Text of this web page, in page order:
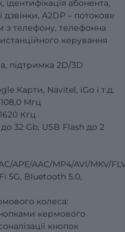
абонента,
дзвінки, A2DP – потокове
з телефону, телефонна
керування
підтримка 2D/3D
Карти, Navitel, iGo і т.д.
Мгц
Кгц
32 Gb, USB Flash до 2
APE/AAC/MP4/AVI/MKV/
5G, Bluetooth 5.0,
колеса:
кермового
кнопок